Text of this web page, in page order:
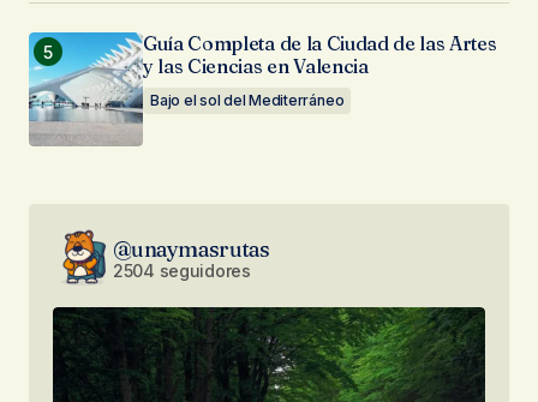
Guía Completa de la Ciudad de las Artes
y las Ciencias en Valencia
Bajo el sol del Mediterráneo
@unaymasrutas
2504 seguidores